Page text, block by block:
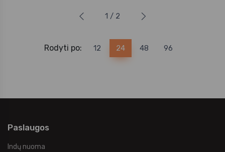
1 / 2
Rodyti po: 12 24 48 96
Paslaugos
Indų nuoma